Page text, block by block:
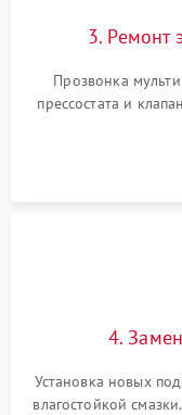
3. Ремонт
Прозвонка
прессостата и
Восстановление
4.
Установка новых
влагостойкой